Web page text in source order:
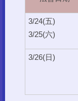
3/24(五)
3/25(六)
3/26(日)